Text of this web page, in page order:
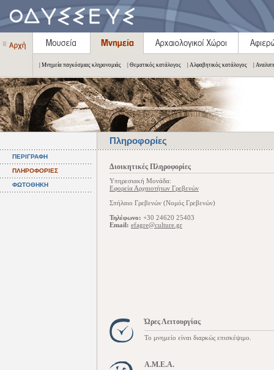
| Μνημεία παγκόσμιας κληρονομιάς | Θεματικός κατάλογος | Αλφαβητικός κατάλογος |
Πληροφορίες
ΠΕΡΙΓΡΑΦΗ
ΠΛΗΡΟΦΟΡΙΕΣ
ΦΩΤΟΘΗΚΗ
Διοικητικές Πληροφορίες
Υπηρεσιακή Μονάδα:
Εφορεία Αρχαιοτήτων Γρεβενών
Σπήλαιο Γρεβενών (Νομός Γρεβενών)
Τηλέφωνο: +30 24620 25403
Email: efagre@culture.gr
Ώρες Λειτουργίας
Το μνημείο είναι διαρκώς επισκέψιμο.
Α.Μ.Ε.Α.